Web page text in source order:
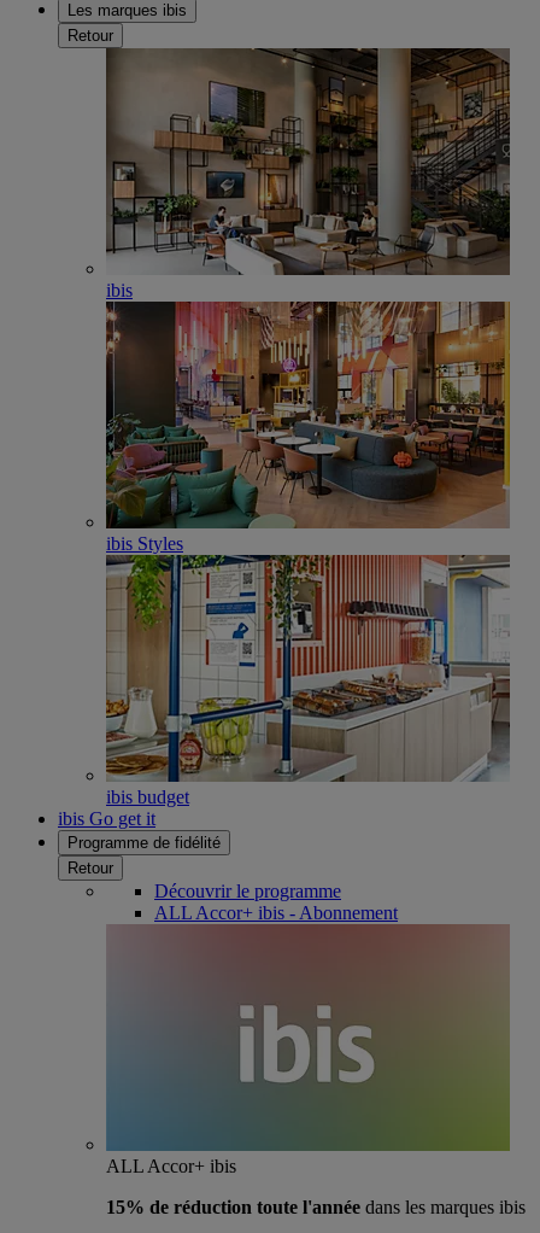
Les marques ibis
Retour
ibis
ibis Styles
ibis budget
ibis Go get it
Programme de fidélité
Retour
Découvrir le programme
ALL Accor+ ibis - Abonnement
ALL Accor+ ibis
15% de réduction toute l'année dans les marques ibis